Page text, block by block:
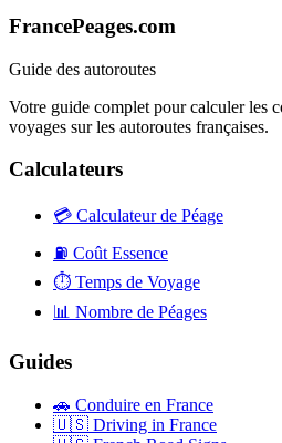
FrancePeages.com
Guide des autoroutes
Votre guide complet pour calculer les
voyages sur les autoroutes françaises.
Calculateurs
💳 Calculateur de Péage
⛽ Coût Essence
⏱️ Temps de Voyage
📊 Nombre de Péages
Guides
🚗 Conduire en France
🇺🇸 Driving in France